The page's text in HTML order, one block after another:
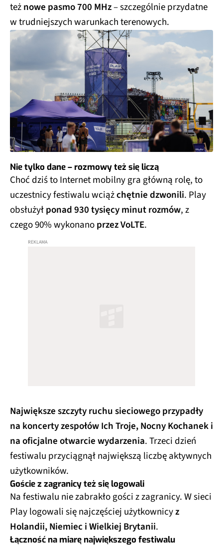
teżnowe pasmo 700 MHz– szczególnie przydatne
w trudniejszych warunkach terenowych.
Nie tylko dane – rozmowy też się liczą
Choć dziś to Internet mobilny gra główną rolę, to
uczestnicy festiwalu wciążchętnie dzwonili. Play
obsłużyłponad 930 tysięcy minut rozmów, z
czego 90% wykonanoprzez VoLTE.
Największe szczyty ruchu sieciowego przypadły
na koncerty zespołów Ich Troje, Nocny Kochanek i
na oficjalne otwarcie wydarzenia. Trzeci dzień
festiwalu przyciągnął największą liczbę aktywnych
użytkowników.
Goście z zagranicy też się logowali
Na festiwalu nie zabrakło gości z zagranicy. W sieci
Play logowali się najczęściej użytkownicyz
Holandii, Niemiec i Wielkiej Brytanii.
Łączność na miarę największego festiwalu